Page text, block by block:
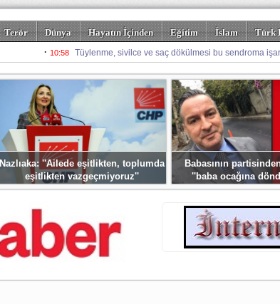
Terör Dünya Hayatın İçinden Eğitim İslam Türk
Spor Misafir Kalem Foto Galeriler
Nazlıaka: ''Ailede eşitlikten, toplumda
eşitlikten vazgeçmiyoruz''
Babasının
''baba ocağına